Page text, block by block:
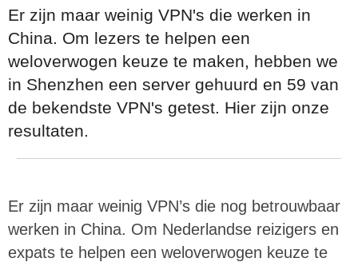
Er zijn maar weinig VPN's die werken in
China. Om lezers te helpen een
weloverwogen keuze te maken, hebben we
in Shenzhen een server gehuurd en 59 van
de bekendste VPN's getest. Hier zijn onze
resultaten.
Er zijn maar weinig VPN’s die nog betrouwbaar
werken in China. Om Nederlandse reizigers en
expats te helpen een weloverwogen keuze te